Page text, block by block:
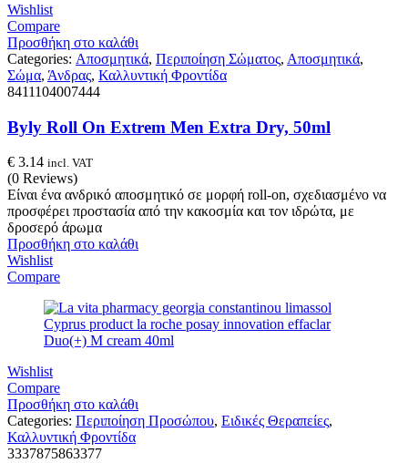
Wishlist
Compare
Προσθήκη στο καλάθι
Categories: Αποσμητικά, Περιποίηση Σώματος, Αποσμητικά,
Σώμα, Άνδρας, Καλλυντική Φροντίδα
8411104007444
Byly Roll On Extrem Men Extra Dry, 50ml
€ 3.14 incl. VAT
(0 Reviews)
Είναι ένα ανδρικό αποσμητικό σε μορφή roll-on, σχεδιασμένο να
προσφέρει προστασία από την κακοσμία και τον ιδρώτα, με
δροσερό άρωμα
Προσθήκη στο καλάθι
Wishlist
Compare
Wishlist
Compare
Προσθήκη στο καλάθι
Categories: Περιποίηση Προσώπου, Ειδικές Θεραπείες,
Καλλυντική Φροντίδα
3337875863377